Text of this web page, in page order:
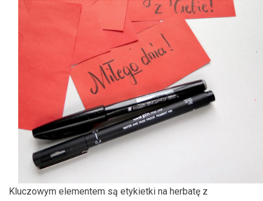
Kluczowym elementem są etykietki na herbatę z